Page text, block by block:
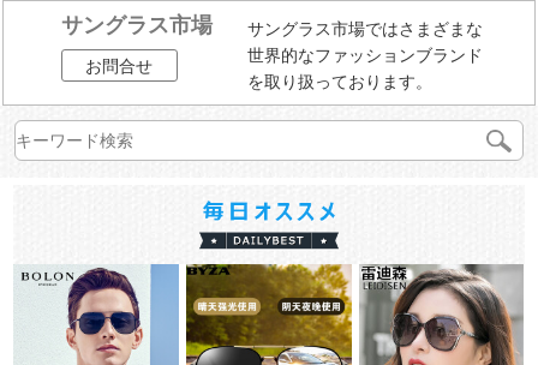
サングラス市場
お問合せ
サングラス市場ではさまざまな
世界的なファッションブランド
を取り扱っております。